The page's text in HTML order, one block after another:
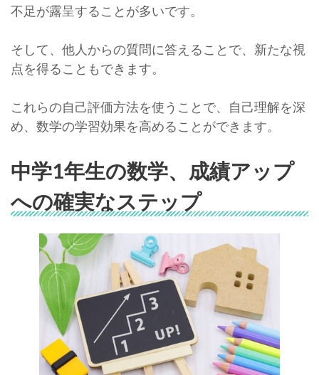
不足が露呈することが多いです。
そして、他人からの質問に答えることで、新たな視
点を得ることもできます。
これらの自己評価方法を使うことで、自己理解を深
め、数学の学習効果を高めることができます。
中学1年生の数学、成績アップ
への確実なステップ